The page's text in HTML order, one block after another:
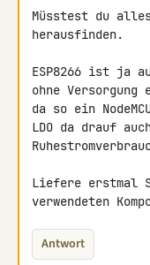
Müsstest du
herausfinden.
ESP8266 ist ja
ohne Versorgung
da so ein
LDO da drauf
Liefere erstmal
verwendeten
Antwort